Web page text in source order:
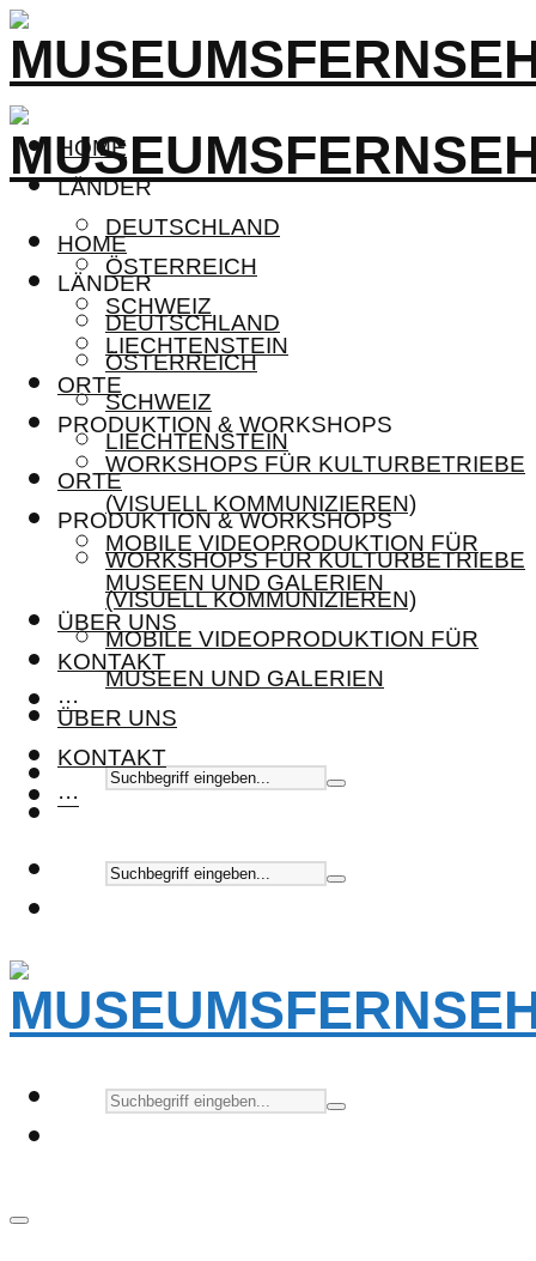
HOME
LÄNDER
DEUTSCHLAND
ÖSTERREICH
SCHWEIZ
LIECHTENSTEIN
ORTE
PRODUKTION & WORKSHOPS
WORKSHOPS FÜR KULTURBETRIEBE
(VISUELL KOMMUNIZIEREN)
MOBILE VIDEOPRODUKTION FÜR
MUSEEN UND GALERIEN
ÜBER UNS
KONTAKT
···
HOME
LÄNDER
DEUTSCHLAND
ÖSTERREICH
SCHWEIZ
LIECHTENSTEIN
ORTE
PRODUKTION & WORKSHOPS
WORKSHOPS FÜR KULTURBETRIEBE
(VISUELL KOMMUNIZIEREN)
MOBILE VIDEOPRODUKTION FÜR
MUSEEN UND GALERIEN
ÜBER UNS
KONTAKT
···